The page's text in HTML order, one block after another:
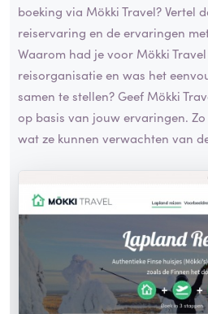
boeking via Mökki Travel? Vertel
reiservaring en de ervaringen
Waarom had je voor Mökki
reisorganisatie en was het
samen te stellen? Geef Mökki
op basis van jouw ervaringen.
wat ze kunnen verwachten van